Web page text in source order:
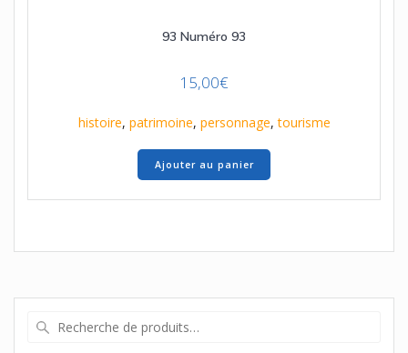
93 Numéro 93
15,00€
histoire, patrimoine, personnage,tourisme
Ajouter au panier